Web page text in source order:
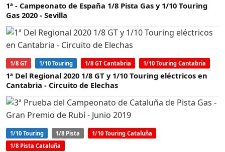
1ª - Campeonato de España 1/8 Pista Gas y 1/10 Touring
Gas 2020 - Sevilla
1/8 GT 1/10 Touring 1/8 GT Cantabria 1/10 Touring Cantabria
1ª Del Regional 2020 1/8 GT y 1/10 Touring eléctricos en
Cantabria - Circuito de Elechas
1/10 Touring 1/8 Pista
1/10 Touring Cataluña
1/8 Pista Cataluña